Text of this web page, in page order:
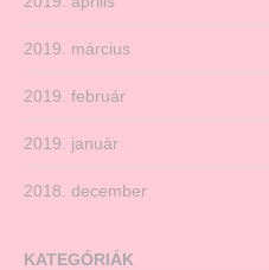
2019. március
2019. február
2019. január
2018. december
KATEGÓRIÁK